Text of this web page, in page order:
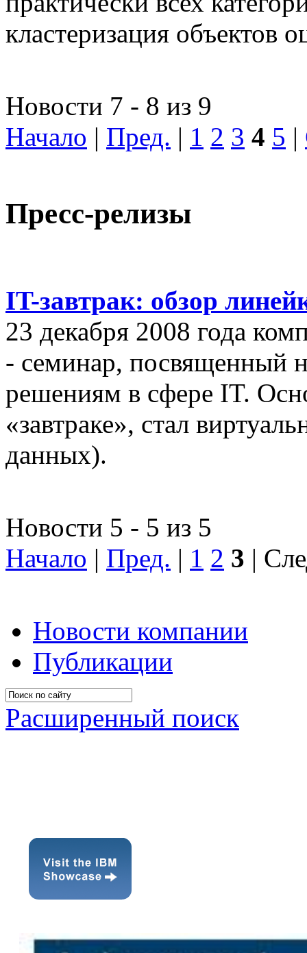
кластеризация объектов
Новости 7 - 8 из 9
Начало | Пред. | 1 2 3 4 5 |
Пресс-релизы
IT-завтрак: обзор
23 декабря 2008 года
- семинар, посвященный
решениям в сфере IT.
«завтраке», стал
данных).
Новости 5 - 5 из 5
Начало | Пред. | 1 2 3 |
Новости компании
Публикации
Расширенный поиск